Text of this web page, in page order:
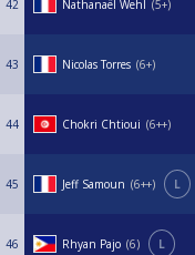
Tirage au sort des équipes
14) les vainqueurs de
Grande Finale, ensuite on
Les règles du tournoi sont
http://www.ffbillard.com/ext/
42 Nathanaël Wehl 5+
43 Nicolas Torres 6+
44 Chokri Chtioui 6++
45 Jeff Samoun 6++ L
46 Rhyan Pajo 6 L